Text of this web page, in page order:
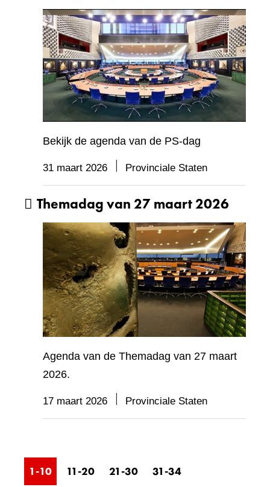
Bekijk de agenda van de PS-dag
31 maart 2026 Provinciale Staten
Themadag van 27 maart 2026
Agenda van de Themadag van 27 maart
2026.
17 maart 2026 Provinciale Staten
1-10 11-20 21-30 31-34